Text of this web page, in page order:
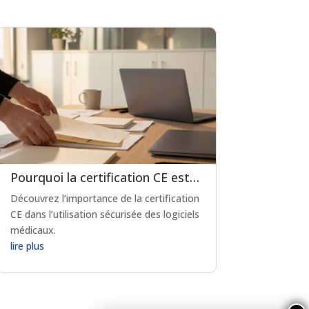
Pourquoi la certification CE est-elle indispensable pour les logiciels de prescription médicamenteuse ?
Découvrez l’importance de la certification
CE dans l’utilisation sécurisée des logiciels
médicaux.
lire plus